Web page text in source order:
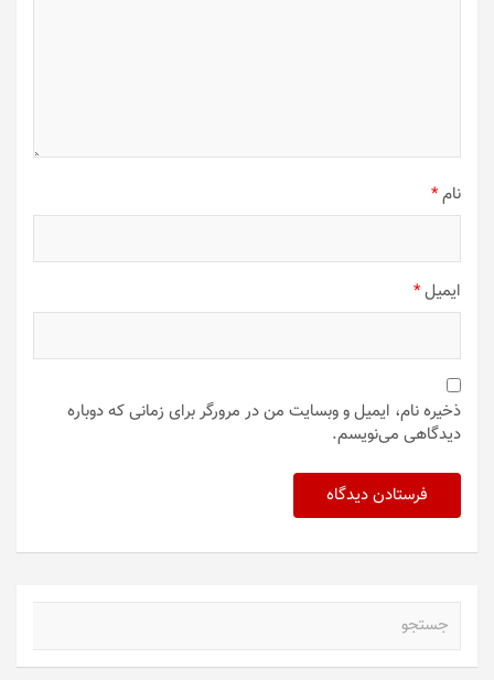
نام*
ایمیل*
ذخیره نام، ایمیل و وبسایت من در مرورگر برای زمانی که دوباره
دیدگاهی می‌نویسم.